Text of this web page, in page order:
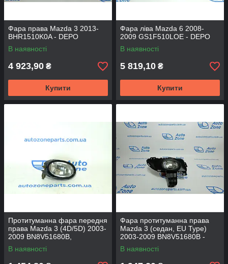
Фара права Mazda 3 2013-
BHR1510K0A - DEPO
В наявності
4 923,90 ₴
Купити
Фара ліва Mazda 6 2008-
2009 GS1F510LOE - DEPO
В наявності
5 819,10 ₴
Купити
Протитуманна фара передня
права Mazda 3 (4D/5D) 2003-
2009 BN8V51680B,
BP4KV7220F - DEPO
В наявності
Фара протитуманна права
Mazda 3 (седан, EU Type)
2003-2009 BN8V51680B -
DEPO
В наявності